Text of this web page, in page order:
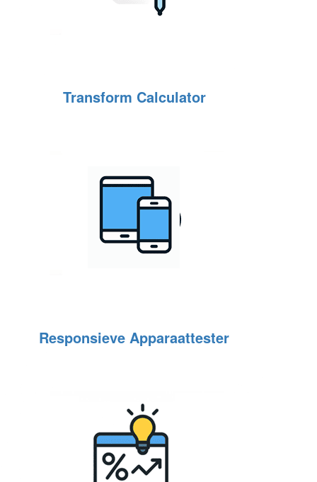
Transform Calculator
Responsieve Apparaattester